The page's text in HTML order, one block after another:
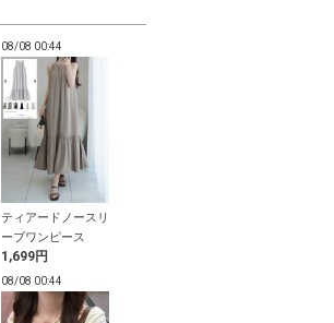
08/08 00:44
ティアードノースリ
ーブワンピース
1,699円
08/08 00:44